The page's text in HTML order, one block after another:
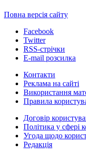
Повна версія сайту
Facebook
Twitter
RSS-стрічки
E-mail розсилка
Контакти
Реклама на сайті
Використання
Правила
Договір
Політика у сфері
Угода щодо
Редакція